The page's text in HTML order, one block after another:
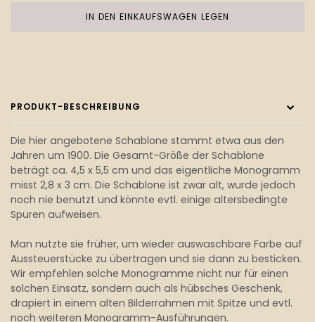
IN DEN EINKAUFSWAGEN LEGEN
PRODUKT-BESCHREIBUNG
Die hier angebotene Schablone stammt etwa aus den
Jahren um 1900. Die Gesamt-Größe der Schablone
beträgt ca. 4,5 x 5,5 cm und das eigentliche Monogramm
misst 2,8 x 3 cm. Die Schablone ist zwar alt, wurde jedoch
noch nie benutzt und könnte evtl. einige altersbedingte
Spuren aufweisen.
Man nutzte sie früher, um wieder auswaschbare Farbe auf
Aussteuerstücke zu übertragen und sie dann zu besticken.
Wir empfehlen solche Monogramme nicht nur für einen
solchen Einsatz, sondern auch als hübsches Geschenk,
drapiert in einem alten Bilderrahmen mit Spitze und evtl.
noch weiteren Monogramm-Ausführungen.